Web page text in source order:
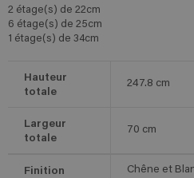
2 étage(s) de 22cm
6 étage(s) de 25cm
1 étage(s) de 34cm
Hauteur
totale
247.8 cm
Largeur
totale
70 cm
Finition Chêne et